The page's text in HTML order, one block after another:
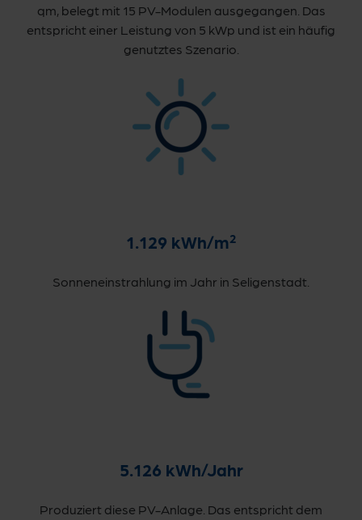
qm, belegt mit 15 PV-Modulen ausgegangen. Das
entspricht einer Leistung von 5 kWp und ist ein häufig
genutztes Szenario.
1.129 kWh/m2
Sonneneinstrahlung im Jahr in Seligenstadt.
5.126 kWh/Jahr
Produziert diese PV-Anlage. Das entspricht dem